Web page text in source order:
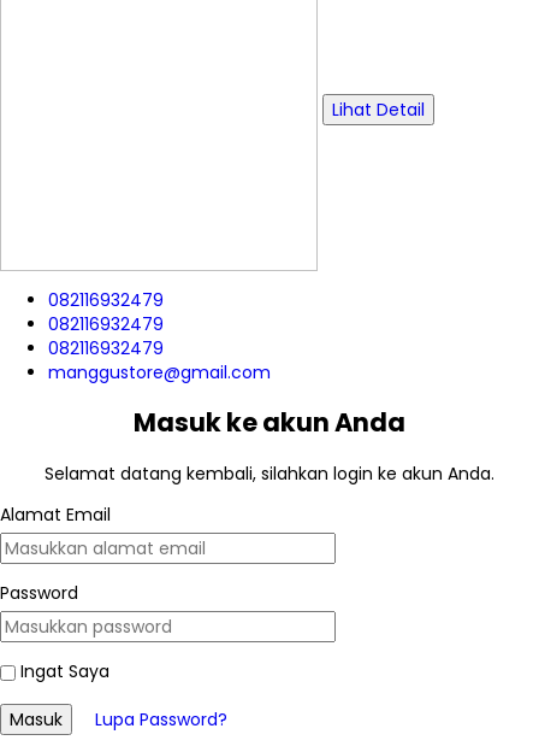
Lihat Detail
082116932479
082116932479
082116932479
manggustore@gmail.com
Masuk ke akun Anda
Selamat datang kembali, silahkan login ke akun Anda.
Alamat Email
Password
Ingat Saya
Masuk
Lupa Password?